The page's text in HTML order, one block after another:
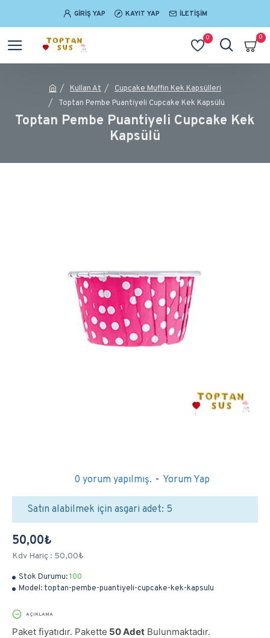
GIRIŞ YAP KAYIT YAP İLETIŞIM
0 0
Kullan At
Cupcake Muffin Kek Kapsülleri
Toptan Pembe Puantiyeli Cupcake Kek Kapsülü
Toptan Pembe Puantiyeli Cupcake Kek
Kapsülü
Stok Durumu:100
Model: toptan-pembe-puantiyeli-cupcake-kek-kapsulu
0 yorum yapılmış. - Yorum Yap
50,00₺
Kdv Hariç : 50,00₺
Satın alabilmek için asgari adet: 5
AÇIKLAMA
Paket fiyatıdır. Pakette 50 Adet Bulunmaktadır.